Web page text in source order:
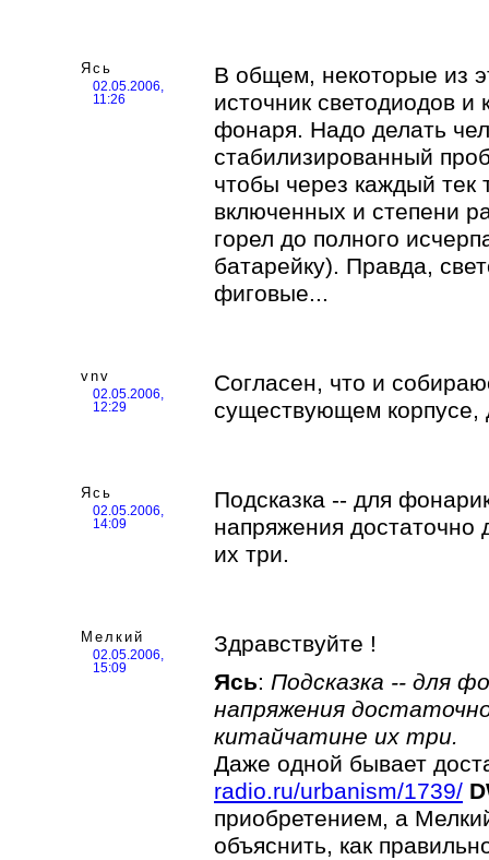
Ясь
02.05.2006,
11:26
В общем, некоторые из
источник светодиодов и
фонаря. Надо делать
стабилизированный
чтобы через каждый тек
включенных и степени
горел до полного
батарейку). Правда,
фиговые...
vnv
02.05.2006,
12:29
Согласен, что и
существующем корпусе,
Ясь
02.05.2006,
14:09
Подсказка -- для
напряжения достаточно
их три.
Мелкий
02.05.2006,
15:09
Здравствуйте !
Ясь: Подсказка -- для
напряжения
китайчатине их три.
Даже одной бывает
radio.ru/urbanism/1739/
приобретением, а
объяснить, как